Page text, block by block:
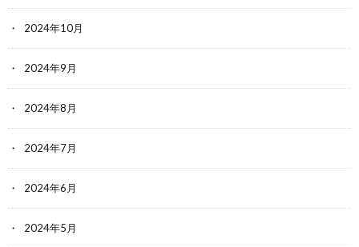
2024年10月
2024年9月
2024年8月
2024年7月
2024年6月
2024年5月